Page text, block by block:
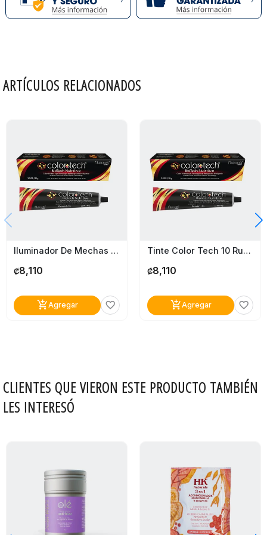
ARTÍCULOS RELACIONADOS
Iluminador De Mechas Violeta Color Tech
₡8,110
add_shopping_cartAgregar favorite_border
Tinte Color Tech 10 Rubio Extra Claro
₡8,110
add_shopping_cartAgregar favorite_border
CLIENTES QUE VIERON ESTE PRODUCTO TAMBIÉN
LES INTERESÓ